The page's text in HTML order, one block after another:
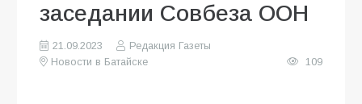
заседании Совбеза ООН
21.09.2023
Редакция Газеты
Новости в Батайске
109